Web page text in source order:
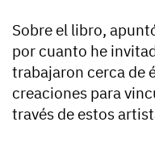
Sobre el libro,
por cuanto he
trabajaron cerca de
creaciones para
través de estos